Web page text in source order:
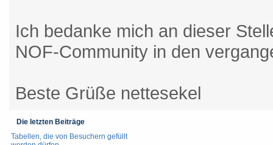
Ich bedanke mich an dieser
NOF-Community in den
Beste Grüße nettesekel
Die letzten Beiträge
Tabellen, die von Besuchern gefüllt